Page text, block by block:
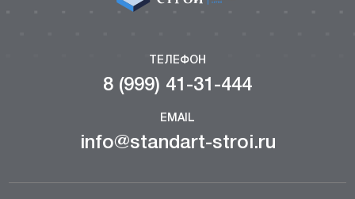
ТЕЛЕФОН
8 (999) 41-31-444
EMAIL
info@standart-stroi.ru